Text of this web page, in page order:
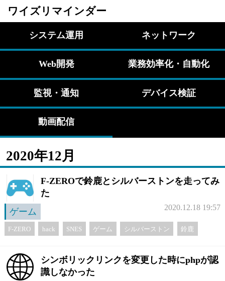
ワイズリマインダー
システム運用 ネットワーク
Web開発 業務効率化・自動化
監視・通知 デバイス検証
動画配信
2020年12月
F-ZEROで鈴鹿とシルバーストンを走ってみ
た
ゲーム
2020.12.18 19:57
F-ZERO hack SNES ゲーム シルバーストン 鈴鹿
シンボリックリンクを変更した時にphpが認
識しなかった